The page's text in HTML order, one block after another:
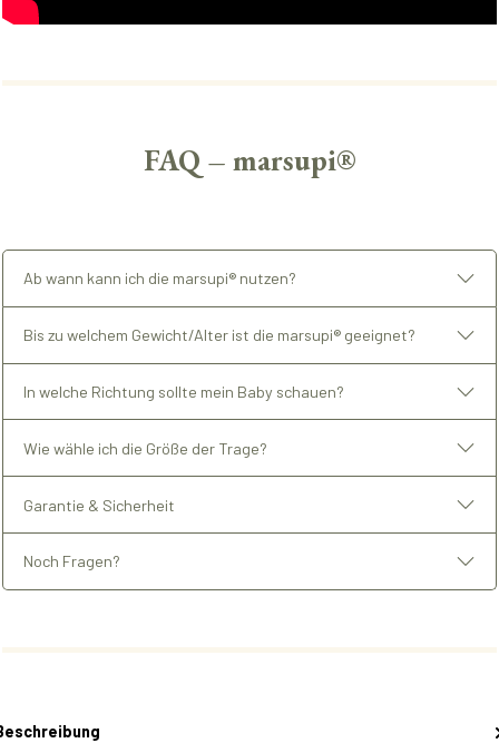
FAQ – marsupi®
Ab wann kann ich die marsupi® nutzen?
Bis zu welchem Gewicht/Alter ist die marsupi® geeignet?
In welche Richtung sollte mein Baby schauen?
Wie wähle ich die Größe der Trage?
Garantie & Sicherheit
Noch Fragen?